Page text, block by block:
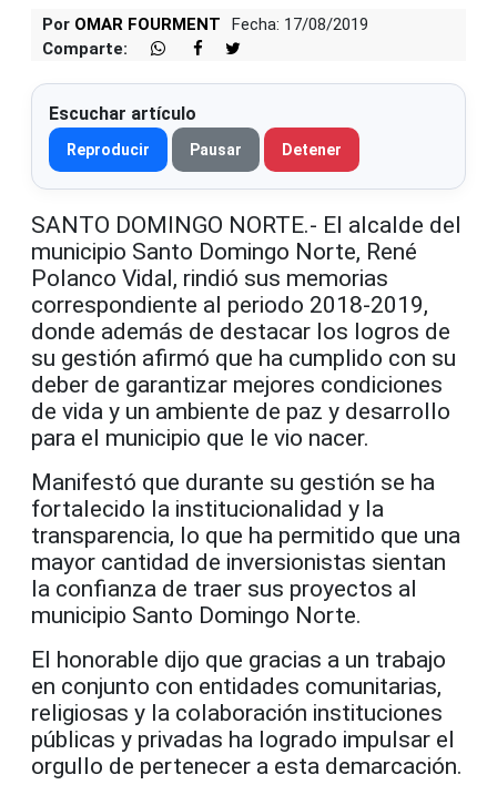
Por OMAR FOURMENT
Fecha: 17/08/2019
Comparte:
Escuchar artículo
Reproducir Pausar Detener
SANTO DOMINGO NORTE.- El alcalde del
municipio Santo Domingo Norte, René
Polanco Vidal, rindió sus memorias
correspondiente al periodo 2018-2019,
donde además de destacar los logros de
su gestión afirmó que ha cumplido con su
deber de garantizar mejores condiciones
de vida y un ambiente de paz y desarrollo
para el municipio que le vio nacer.
Manifestó que durante su gestión se ha
fortalecido la institucionalidad y la
transparencia, lo que ha permitido que una
mayor cantidad de inversionistas sientan
la confianza de traer sus proyectos al
municipio Santo Domingo Norte.
El honorable dijo que gracias a un trabajo
en conjunto con entidades comunitarias,
religiosas y la colaboración instituciones
públicas y privadas ha logrado impulsar el
orgullo de pertenecer a esta demarcación.